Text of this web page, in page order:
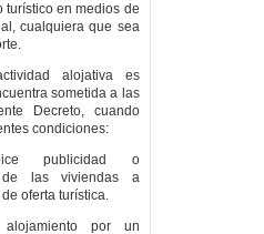
turístico en medios de
cualquiera que sea
alojativa es
sometida a las
Decreto, cuando
condiciones:
publicidad o
de las viviendas a
oferta turística.
por un